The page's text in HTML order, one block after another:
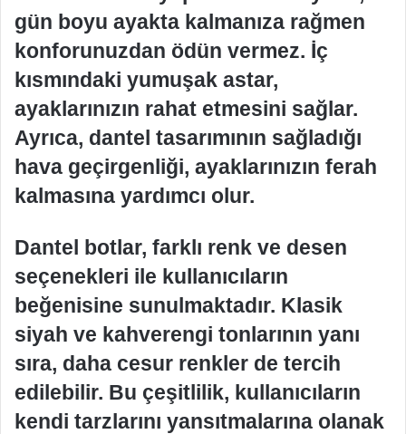
gün boyu ayakta kalmanıza rağmen
konforunuzdan ödün vermez. İç
kısmındaki yumuşak astar,
ayaklarınızın rahat etmesini sağlar.
Ayrıca, dantel tasarımının sağladığı
hava geçirgenliği, ayaklarınızın ferah
kalmasına yardımcı olur.
Dantel botlar, farklı renk ve desen
seçenekleri ile kullanıcıların
beğenisine sunulmaktadır. Klasik
siyah ve kahverengi tonlarının yanı
sıra, daha cesur renkler de tercih
edilebilir. Bu çeşitlilik, kullanıcıların
kendi tarzlarını yansıtmalarına olanak